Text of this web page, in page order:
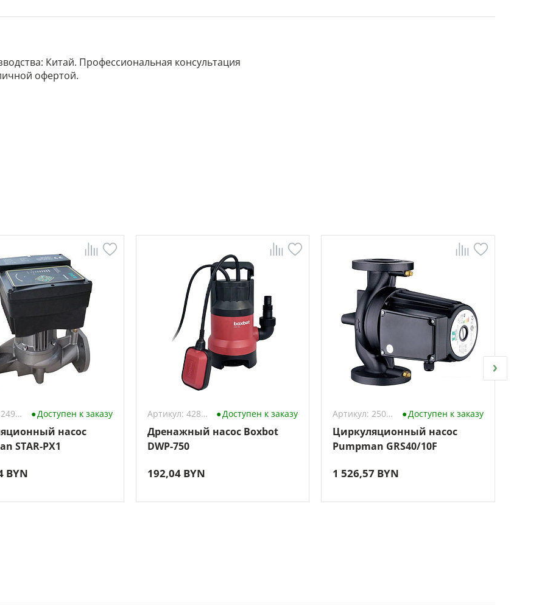
Китай. Профессиональная консультация
офертой.
Артикул: 2491734 Доступен к заказу
насос
STAR-PX1
BYN
Артикул: 4289142 Доступен к заказу
Дренажный насос Boxbot
DWP-750
192,04 BYN
Артикул: 2500237 Доступен к заказу
Циркуляционный насос
Pumpman GRS40/10F
1 526,57 BYN